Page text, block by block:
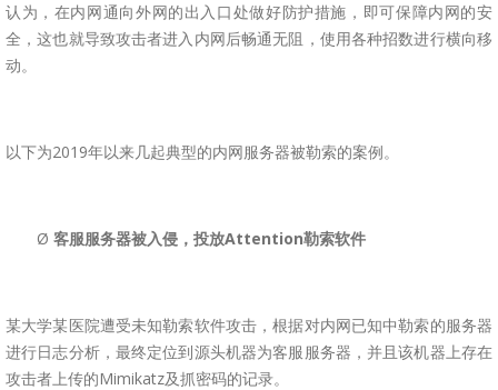
认为，在内网通向外网的出入口处做好防护措施，即可保障内网的安
全，这也就导致攻击者进入内网后畅通无阻，使用各种招数进行横向移
动。
以下为2019年以来几起典型的内网服务器被勒索的案例。
Ø 客服服务器被入侵，投放Attention勒索软件
某大学某医院遭受未知勒索软件攻击，根据对内网已知中勒索的服务器
进行日志分析，最终定位到源头机器为客服服务器，并且该机器上存在
攻击者上传的Mimikatz及抓密码的记录。